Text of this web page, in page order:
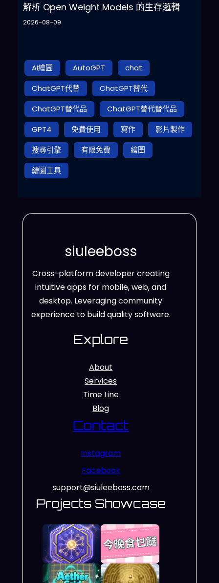
解析 Open Weight Models 的生存邏輯
2026-08-09
AI繪圖 AutoGPT
chat
ChatGPT代替
ChatGPT替代
ChatGPT替代品
ChatGPT替代替代品
GPT4
免費使用 寫作
影片製作
搜尋引擎
有限免費
繪圖
繪圖工具
siuleeboss
Cross-platform developer creating
intuitive apps for mobile, web, and
desktop. Leveraging community
experience to build quality software.
Explore
About
Services
Time Line
Blog
Contact
Instagram
Facebook
support@siuleeboss.com
Projects Showcase